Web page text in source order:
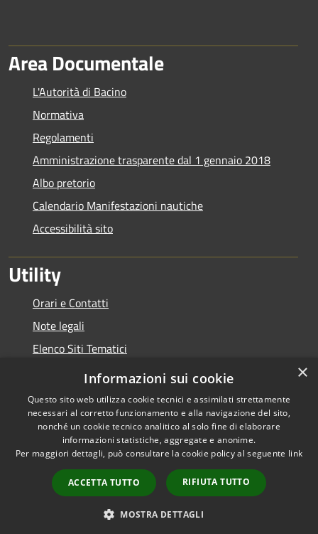
Area Documentale
L'Autorità di Bacino
Normativa
Regolamenti
Amministrazione trasparente dal 1 gennaio 2018
Albo pretorio
Calendario Manifestazioni nautiche
Accessibilità sito
Utility
Orari e Contatti
Note legali
Elenco Siti Tematici
Accessibilità
Copyright © 2026 • Autorità di
Bacino del Lario e dei Laghi
Minori • Powered by
Municipium•Accesso
×
Informazioni sui cookie
Questo sito web utilizza cookie tecnici e assimilati strettamente
necessari al corretto funzionamento e alla navigazione del sito,
nonché un cookie tecnico analitico al solo fine di elaborare
informazioni statistiche, aggregate e anonime.
Per maggiori dettagli, può consultare la cookie policy al seguente link
ACCETTA TUTTO RIFIUTA TUTTO
MOSTRA DETTAGLI